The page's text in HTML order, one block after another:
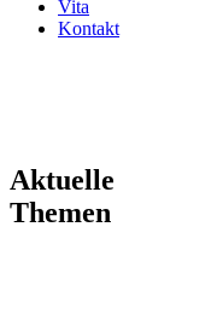
Vita
Kontakt
Aktuelle
Themen